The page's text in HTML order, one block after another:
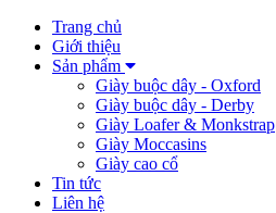
Trang chủ
Giới thiệu
Sản phẩm
Giày buộc dây - Oxford
Giày buộc dây - Derby
Giày Loafer & Monkstrap
Giày Moccasins
Giày cao cổ
Tin tức
Liên hệ